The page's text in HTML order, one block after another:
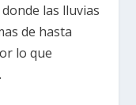
las lluvias
de hasta
lo que